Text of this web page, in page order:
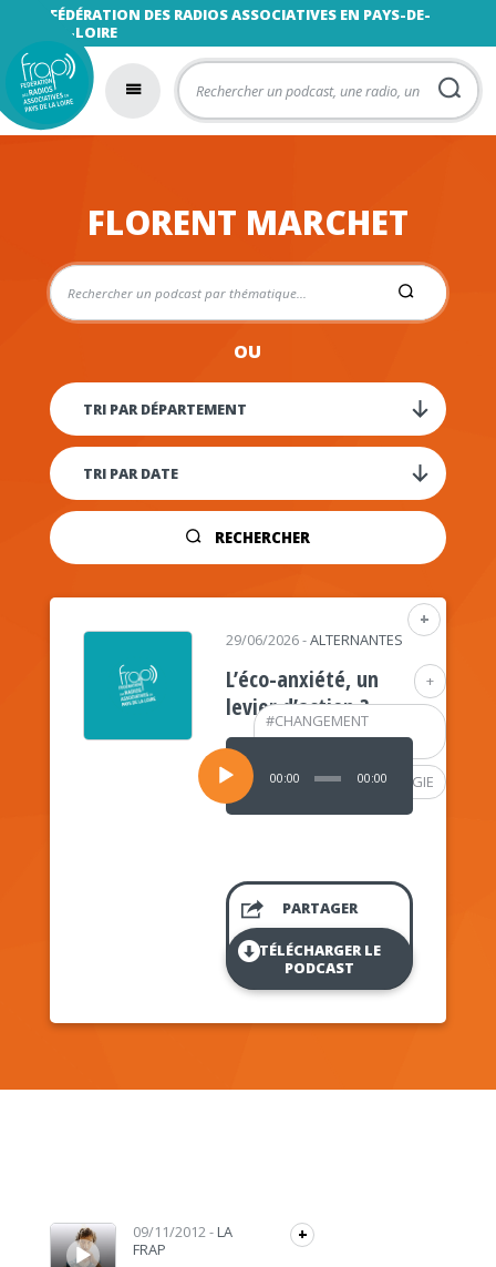
FÉDÉRATION DES RADIOS ASSOCIATIVES EN PAYS-DE-
LA-LOIRE
FLORENT MARCHET
OU
RECHERCHER
+
+
#CHANGEMENT
CLIMATIQUE
#PSYCHOLOGIE
29/06/2026-ALTERNANTES
L’éco-anxiété, un
levier d’action ?
Lecteur
audio
00:00 00:00
PARTAGER
TÉLÉCHARGER LE
PODCAST
Lecteur audio 09/11/2012- LA
FRAP
+